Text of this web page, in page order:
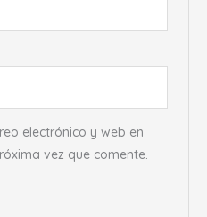
electrónico y web en
vez que comente.